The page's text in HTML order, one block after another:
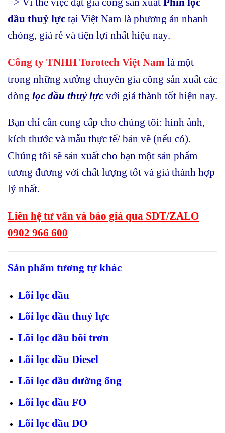
dầu thuỷ lực tại Việt Nam là phương án nhanh
chóng, giá rẻ và tiện lợi nhất hiệu nay.
Công ty TNHH Torotech Việt Nam là một
trong những xưởng chuyên gia công sản xuất các
dòng lọc dầu thuỷ lực với giá thành tốt hiện nay.
Bạn chỉ cần cung cấp cho chúng tôi: hình ảnh,
kích thước và mẫu thực tế/ bản vẽ (nếu có).
Chúng tôi sẽ sản xuất cho bạn một sản phẩm
tương đương với chất lượng tốt và giá thành hợp
lý nhất.
Liên hệ tư vấn và báo giá qua SDT/ZALO
0902 966 600
Sản phẩm tương tự khác
Lõi lọc dầu
Lõi lọc dầu thuỷ lực
Lõi lọc dầu bôi trơn
Lõi lọc dầu Diesel
Lõi lọc dầu đường ống
Lõi lọc dầu FO
Lõi lọc dầu DO